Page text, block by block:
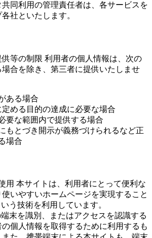
同利用の管理責任者は、各サービスを
社といたします。
等の制限 利用者の個人情報は、次の
合を除き、第三者に提供いたしませ
ある場合
定める目的の達成に必要な場合
要な範囲内で提供する場合
もとづき開示が義務づけられるなど正
場合
用 本サイトは、利用者にとって便利な
いやすいホームページを実現すること
う技術を利用しています。
末を識別、またはアクセスを認識する
個人情報を取得するために利用するも